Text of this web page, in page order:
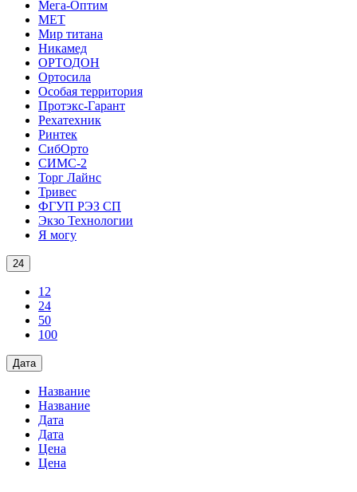
Мега-Оптим
МЕТ
Мир титана
Никамед
ОРТОДОН
Ортосила
Особая территория
Протэкс-Гарант
Рехатехник
Ринтек
СибОрто
СИМС-2
Торг Лайнс
Тривес
ФГУП РЭЗ СП
Экзо Технологии
Я могу
24
12
24
50
100
Дата
Название
Название
Дата
Дата
Цена
Цена